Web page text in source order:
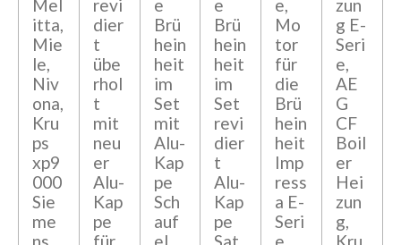
Mel
itta,
Mie
le,
Niv
ona,
Kru
ps
xp9
000
Sie
me
revi
dier
t
übe
rhol
t
mit
neu
er
Alu-
Kap
pe
e
Brü
hein
heit
im
Set
mit
Alu-
Kap
pe
Sch
auf
e
Brü
hein
heit
im
Set
revi
dier
t
Alu-
Kap
pe
e,
Mo
tor
für
die
Brü
hein
heit
Imp
ress
a E-
Seri
zun
g E-
Seri
e,
AE
G
CF
Boil
er
Hei
zun
g,